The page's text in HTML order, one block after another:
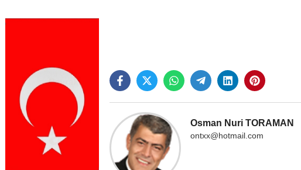
Osman Nuri TORAMAN
ontxx@hotmail.com